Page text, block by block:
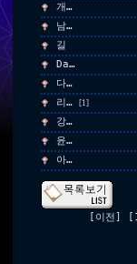
개…
남…
길
Da…
다…
리…
[1]
강…
윤…
아…
[이전]